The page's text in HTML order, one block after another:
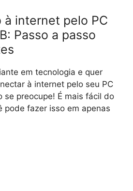
à internet pelo PC
Passo a passo
em tecnologia e quer
à internet pelo seu PC
se preocupe! É mais fácil do
pode fazer isso em apenas